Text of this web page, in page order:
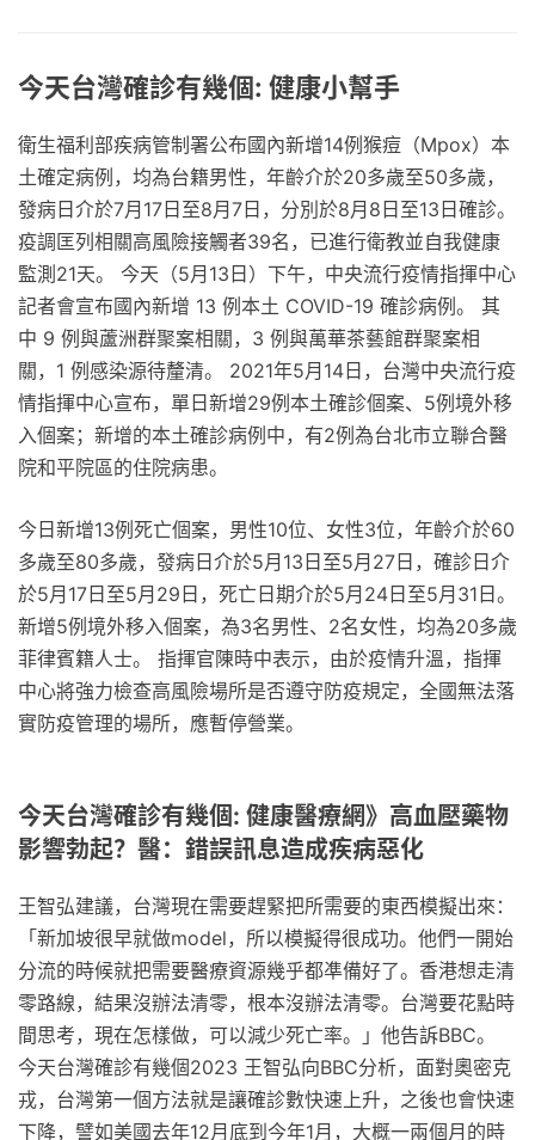
今天台灣確診有幾個: 健康小幫手
衛生福利部疾病管制署公布國內新增14例猴痘（Mpox）本
土確定病例，均為台籍男性，年齡介於20多歲至50多歲，
發病日介於7月17日至8月7日，分別於8月8日至13日確診。
疫調匡列相關高風險接觸者39名，已進行衛教並自我健康
監測21天。 今天（5月13日）下午，中央流行疫情指揮中心
記者會宣布國內新增 13 例本土 COVID-19 確診病例。 其
中 9 例與蘆洲群聚案相關，3 例與萬華茶藝館群聚案相
關，1 例感染源待釐清。 2021年5月14日，台灣中央流行疫
情指揮中心宣布，單日新增29例本土確診個案、5例境外移
入個案；新增的本土確診病例中，有2例為台北市立聯合醫
院和平院區的住院病患。
今日新增13例死亡個案，男性10位、女性3位，年齡介於60
多歲至80多歲，發病日介於5月13日至5月27日，確診日介
於5月17日至5月29日，死亡日期介於5月24日至5月31日。
新增5例境外移入個案，為3名男性、2名女性，均為20多歲
菲律賓籍人士。 指揮官陳時中表示，由於疫情升溫，指揮
中心將強力檢查高風險場所是否遵守防疫規定，全國無法落
實防疫管理的場所，應暫停營業。
今天台灣確診有幾個: 健康醫療網》高血壓藥物
影響勃起？醫：錯誤訊息造成疾病惡化
王智弘建議，台灣現在需要趕緊把所需要的東西模擬出來：
「新加坡很早就做model，所以模擬得很成功。他們一開始
分流的時候就把需要醫療資源幾乎都凖備好了。香港想走清
零路線，結果沒辦法清零，根本沒辦法清零。台灣要花點時
間思考，現在怎樣做，可以減少死亡率。」他告訴BBC。
今天台灣確診有幾個2023 王智弘向BBC分析，面對奧密克
戎，台灣第一個方法就是讓確診數快速上升，之後也會快速
下降，譬如美國去年12月底到今年1月，大概一兩個月的時